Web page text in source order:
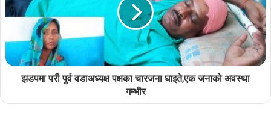
झडपमा परी पुर्व वडाअध्यक्ष पक्षका चारजना घाइते,एक जनाको अवस्था
गम्भीर